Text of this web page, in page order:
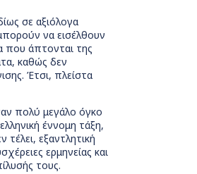
σε αξιόλογα
να εισέλθουν
που άπτονται της
καθώς δεν
Έτσι, πλείστα
πολύ μεγάλο όγκο
έννομη τάξη,
εξαντλητική
ερμηνείας και
τους.